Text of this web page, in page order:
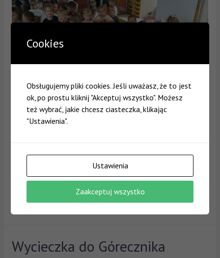
Wycieczka do Górecznika
Cookies
Obsługujemy pliki cookies. Jeśli uważasz, że to jest
ok, po prostu kliknij "Akceptuj wszystko". Możesz
też wybrać, jakie chcesz ciasteczka, klikając
"Ustawienia".
Ustawienia
Zaakceptuj wszystko